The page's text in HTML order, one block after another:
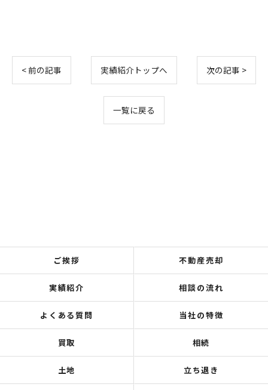
< 前の記事 実績紹介トップへ 次の記事 >
一覧に戻る
ご挨拶 不動産売却
実績紹介 相談の流れ
よくある質問 当社の特徴
買取 相続
土地 立ち退き